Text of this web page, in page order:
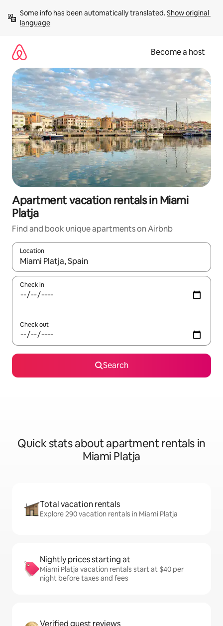
content
Some info has been automatically translated. Show original
language
Become a host
Apartment vacation rentals in Miami
Platja
Find and book unique apartments on Airbnb
Location
When results are available, navigate with up and down arrow
Check in
Check out
Search
Quick stats about apartment rentals in
Miami Platja
Total vacation rentals
Explore 290 vacation rentals in Miami Platja
Nightly prices starting at
Miami Platja vacation rentals start at $40 per
night before taxes and fees
Verified guest reviews